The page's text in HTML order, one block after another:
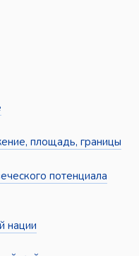
площадь, границы
потенциала
нации